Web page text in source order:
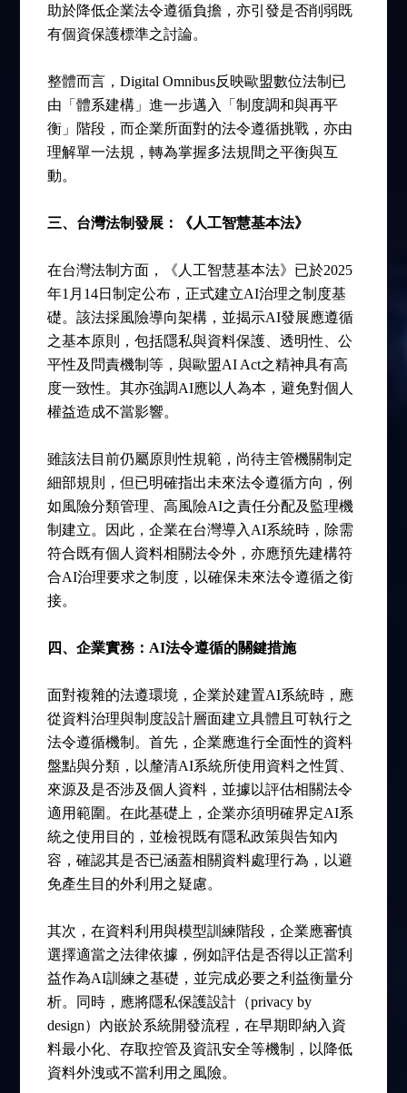
助於降低企業法令遵循負擔，亦引發是否削弱既
有個資保護標準之討論。
整體而言，Digital Omnibus反映歐盟數位法制已
由「體系建構」進一步邁入「制度調和與再平
衡」階段，而企業所面對的法令遵循挑戰，亦由
理解單一法規，轉為掌握多法規間之平衡與互
動。
三、台灣法制發展：《人工智慧基本法》
在台灣法制方面，《人工智慧基本法》已於2025
年1月14日制定公布，正式建立AI治理之制度基
礎。該法採風險導向架構，並揭示AI發展應遵循
之基本原則，包括隱私與資料保護、透明性、公
平性及問責機制等，與歐盟AI Act之精神具有高
度一致性。其亦強調AI應以人為本，避免對個人
權益造成不當影響。
雖該法目前仍屬原則性規範，尚待主管機關制定
細部規則，但已明確指出未來法令遵循方向，例
如風險分類管理、高風險AI之責任分配及監理機
制建立。因此，企業在台灣導入AI系統時，除需
符合既有個人資料相關法令外，亦應預先建構符
合AI治理要求之制度，以確保未來法令遵循之銜
接。
四、企業實務：AI法令遵循的關鍵措施
面對複雜的法遵環境，企業於建置AI系統時，應
從資料治理與制度設計層面建立具體且可執行之
法令遵循機制。首先，企業應進行全面性的資料
盤點與分類，以釐清AI系統所使用資料之性質、
來源及是否涉及個人資料，並據以評估相關法令
適用範圍。在此基礎上，企業亦須明確界定AI系
統之使用目的，並檢視既有隱私政策與告知內
容，確認其是否已涵蓋相關資料處理行為，以避
免產生目的外利用之疑慮。
其次，在資料利用與模型訓練階段，企業應審慎
選擇適當之法律依據，例如評估是否得以正當利
益作為AI訓練之基礎，並完成必要之利益衡量分
析。同時，應將隱私保護設計（privacy by
design）內嵌於系統開發流程，在早期即納入資
料最小化、存取控管及資訊安全等機制，以降低
資料外洩或不當利用之風險。